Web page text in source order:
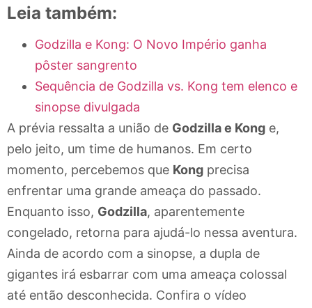
Leia também:
Godzilla e Kong: O Novo Império ganha
pôster sangrento
Sequência de Godzilla vs. Kong tem elenco e
sinopse divulgada
A prévia ressalta a união de Godzilla e Kong e,
pelo jeito, um time de humanos. Em certo
momento, percebemos que Kong precisa
enfrentar uma grande ameaça do passado.
Enquanto isso, Godzilla, aparentemente
congelado, retorna para ajudá-lo nessa aventura.
Ainda de acordo com a sinopse, a dupla de
gigantes irá esbarrar com uma ameaça colossal
até então desconhecida. Confira o vídeo